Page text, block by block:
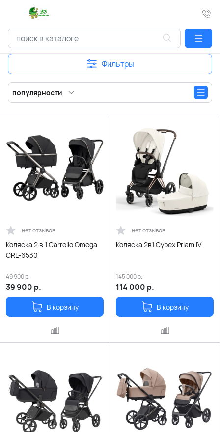
Фильтры
популярности
нет отзывов
Коляска 2 в 1 Carrello Omega
CRL-6530
39 900 р.
49 900р.
В корзину
нет отзывов
Коляска 2в1 Cybex Priam IV
114 000 р.
145 000р.
В корзину